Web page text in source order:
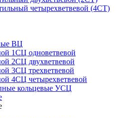
четырехветвевой (4СТ)
ВЦ
1СЦ одноветвевой
2СЦ двухветвевой
3СЦ трехветвевой
4СЦ четырехветвевой
кольцевые УСЦ